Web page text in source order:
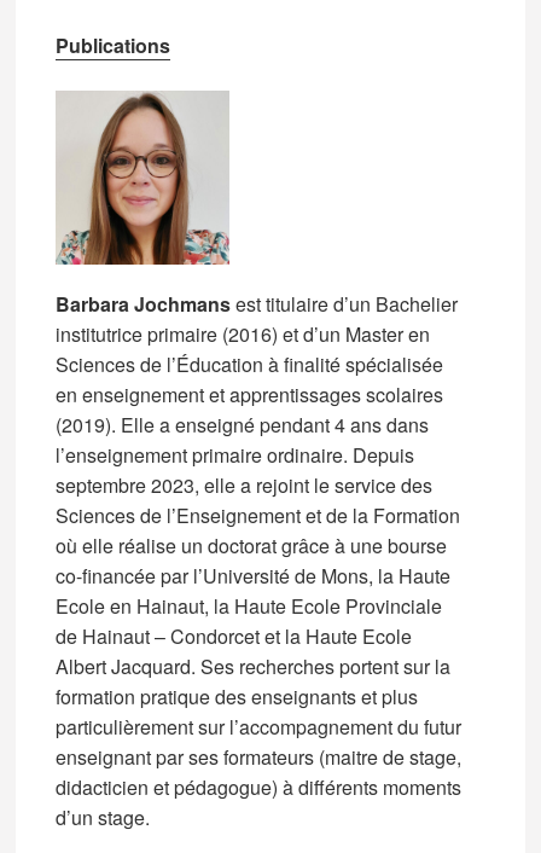
Publications
Barbara Jochmansest titulaire d’un Bachelier
institutrice primaire (2016) et d’un Master en
Sciences de l’Éducation à finalité spécialisée
en enseignement et apprentissages scolaires
(2019). Elle a enseigné pendant 4 ans dans
l’enseignement primaire ordinaire. Depuis
septembre 2023, elle a rejoint le service des
Sciences de l’Enseignement et de la Formation
où elle réalise un doctorat grâce à une bourse
co-financée par l’Université de Mons, la Haute
Ecole en Hainaut, la Haute Ecole Provinciale
de Hainaut – Condorcet et la Haute Ecole
Albert Jacquard. Ses recherches portent sur la
formation pratique des enseignants et plus
particulièrement sur l’accompagnement du futur
enseignant par ses formateurs (maitre de stage,
didacticien et pédagogue) à différents moments
d’un stage.